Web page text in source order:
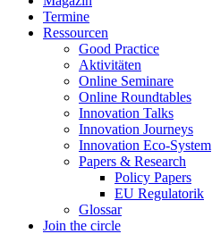
Termine
Ressourcen
Good Practice
Aktivitäten
Online Seminare
Online Roundtables
Innovation Talks
Innovation Journeys
Innovation Eco-System
Papers & Research
Policy Papers
EU Regulatorik
Glossar
Join the circle